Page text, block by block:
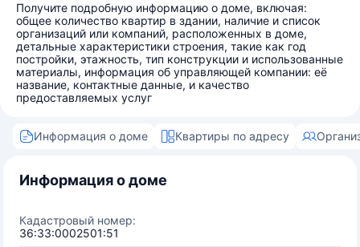
Получите подробную информацию о доме, включая:
общее количество квартир в здании, наличие и список
организаций или компаний, расположенных в доме,
детальные характеристики строения, такие как год
постройки, этажность, тип конструкции и использованные
материалы, информация об управляющей компании: её
название, контактные данные, и качество
предоставляемых услуг
Информация о доме Квартиры по адресу
Информация о доме
Кадастровый номер:
36:33:0002501:51